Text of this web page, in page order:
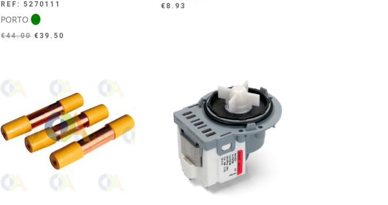
REF: 5270111
PORTO
€44.00 O
€44.00.
€ 39.50
€39.50.
€ 8.93